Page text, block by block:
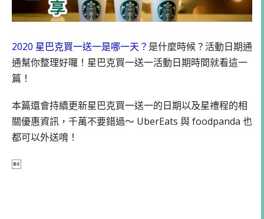
2020 星巴克買一送一是哪一天？ 是什麼時候？活動日期通
通幫你整理好囉！星巴克買一送一活動日期時間就看這一
篇！
本篇還會持續更新星巴克買一送一的日期以及星禮程的相
關優惠資訊，千萬不要錯過～ UberEats 與 foodpanda 也
都可以外送唷！
